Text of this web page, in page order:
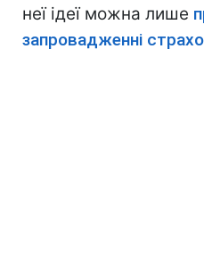
неї ідеї можна лише
запровадженні